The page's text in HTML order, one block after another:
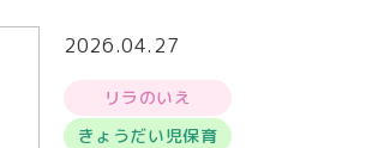
2026.04.27
リラのいえ
きょうだい児保育